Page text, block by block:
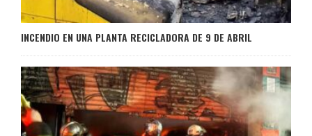
INCENDIO EN UNA PLANTA RECICLADORA DE 9 DE ABRIL